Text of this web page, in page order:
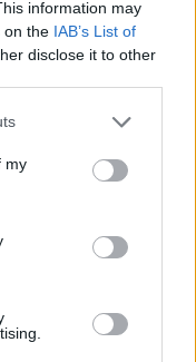
information may
on the IAB’s List of
disclose it to other
my
ασφάλεια των